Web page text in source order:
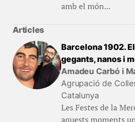
amb el món...
Articles
Barcelona 1902.
gegants, nanos i
Amadeu Carbó i
Agrupació de
Catalunya
Les Festes de la
aquests moments